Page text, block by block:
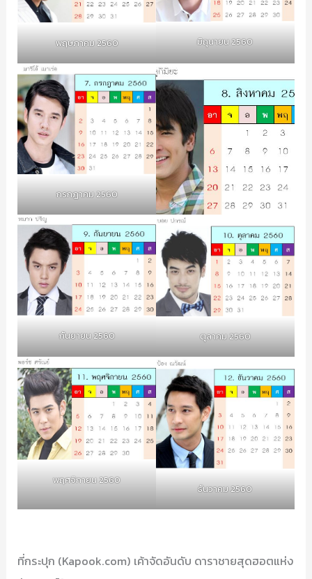
พฤษภาคม 2560 มิถุนายน 2560
กรกฎาคม 2560
กันยายน 2560 ตุลาคม 2560
พฤศจิกายน 2560
ธันวาคม 2560
ที่กระปุก (Kapook.com) เค้าจัดอันดับ ดาราชายสุดฮอตแห่ง